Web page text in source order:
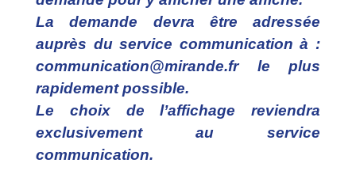
La demande devra être adressée
auprès du service communication à :
communication@mirande.fr le plus
rapidement possible.
Le choix de l’affichage reviendra
exclusivement au service
communication.